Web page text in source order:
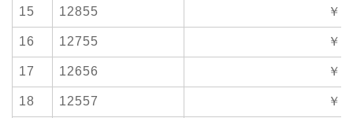
15 12855 ￥
16 12755 ￥
17 12656 ￥
18 12557 ￥